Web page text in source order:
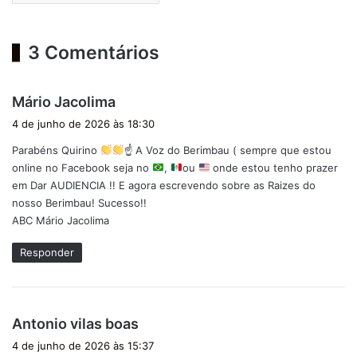
3 Comentários
Mário Jacolima
s
e
4 de junho de 2026 às 18:30
Parabéns Quirino ☝A Voz do Berimbau ( sempre que estou
online no Facebook seja no
, ou
onde estou tenho prazer
em Dar AUDIENCIA !! E agora escrevendo sobre as Raizes do
nosso Berimbau! Sucesso!!
ABC Mário Jacolima
Responder
Antonio vilas boas
4 de junho de 2026 às 15:37